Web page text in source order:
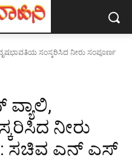
ಸಂಸ್ಕರಿಸಿದ ನೀರು ಸಂಪೂರ್ಣ
ನೀರು
ಸಚಿವ ಎನ್ ಎಸ್